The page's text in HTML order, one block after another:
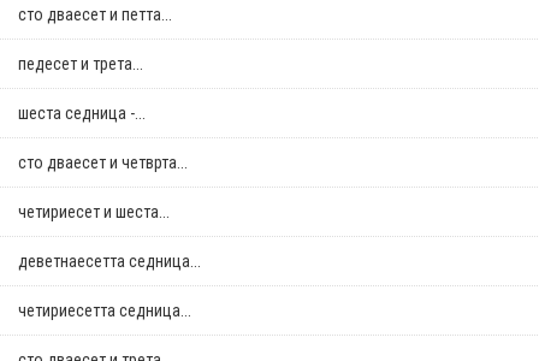
сто дваесет и петта...
педесет и трета...
шеста седница -...
сто дваесет и четврта...
четириесет и шеста...
деветнаесетта седница...
четириесетта седница...